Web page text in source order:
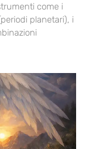
come i
planetari), i